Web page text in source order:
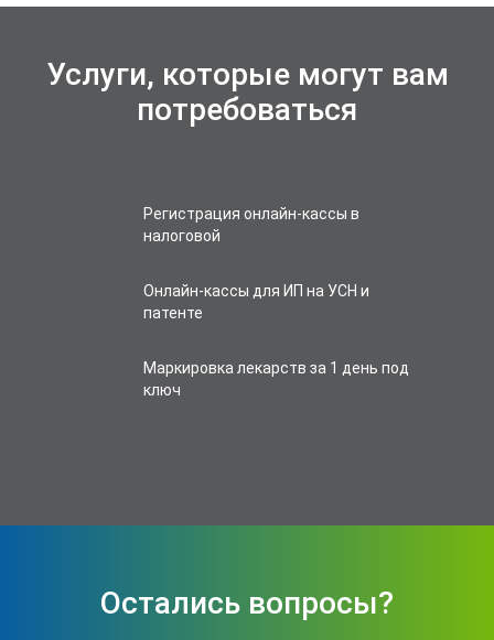
Услуги, которые могут вам
потребоваться
Регистрация онлайн-кассы в
налоговой
Онлайн-кассы для ИП на УСН и
патенте
Маркировка лекарств за 1 день под
ключ
Остались вопросы?